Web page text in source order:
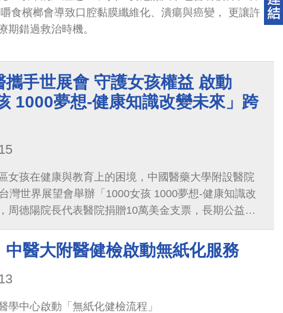
食檳榔會導致口腔黏膜纖維化、潰瘍與癌變， 更讓許
期錯過救治時機。
攜手世展會 守護女孩權益 啟動
1000夢想-健康知識改變未來」跨
女孩在健康與教育上的困境，中國醫藥大學附設醫院
灣世界展望會舉辦「1000女孩 1000夢想-健康知識改
周德陽院長代表醫院捐贈10萬美金支票，長期公益夥
會林嘉琪董事長亦響應捐贈10萬美金，象徵跨界攜手
定承諾。現場並邀請世展會年度代言人張艾嘉一同見
倡議，期盼以醫療與教育的力量，從尼泊爾開始展開
因月經與性別不平等待遇受限的地區帶來希望與改
中醫大附醫健檢啟動無紙化服務
學中心啟動「無紙化健檢流程」